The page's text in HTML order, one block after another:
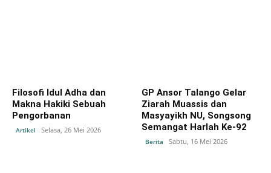
Filosofi Idul Adha dan
Makna Hakiki Sebuah
Pengorbanan
Artikel Selasa, 26 Mei 2026
GP Ansor Talango Gelar
Ziarah Muassis dan
Masyayikh NU, Songsong
Semangat Harlah Ke-92
Berita Sabtu, 16 Mei 2026